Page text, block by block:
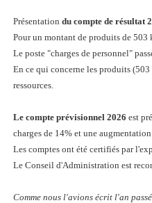
Présentation du compte de résultat
Pour un montant de produits de
Le poste "charges de personnel"
En ce qui concerne les produits
ressources.
Le compte prévisionnel 2026 est
charges de 14% et une
Les comptes ont été certifiés par
Le Conseil d'Administration est
Comme nous l'avions écrit l'an passé